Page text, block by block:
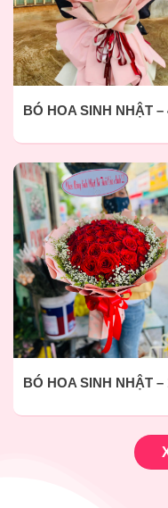
BÓ HOA SINH NHẬT –
BÓ HOA SINH NHẬT –